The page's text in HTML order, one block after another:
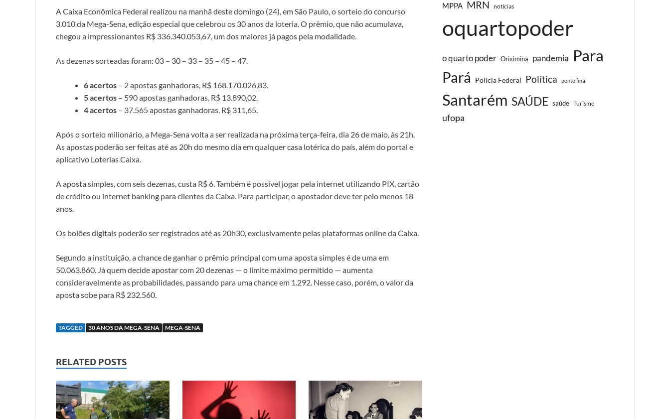
A Caixa Econômica Federal realizou na manhã deste domingo (24), em São Paulo, o sorteio do concurso
3.010 da Mega-Sena, edição especial que celebrou os 30 anos da loteria. O prêmio, que não acumulava,
chegou a impressionantes R$ 336.340.053,67, um dos maiores já pagos pela modalidade.
As dezenas sorteadas foram: 03 – 30 – 33 – 35 – 45 – 47.
6 acertos – 2 apostas ganhadoras, R$ 168.170.026,83.
5 acertos – 590 apostas ganhadoras, R$ 13.890,02.
4 acertos – 37.565 apostas ganhadoras, R$ 311,65.
Após o sorteio milionário, a Mega-Sena volta a ser realizada na próxima terça-feira, dia 26 de maio, às 21h.
As apostas poderão ser feitas até as 20h do mesmo dia em qualquer casa lotérica do país, além do portal e
aplicativo Loterias Caixa.
A aposta simples, com seis dezenas, custa R$ 6. Também é possível jogar pela internet utilizando PIX, cartão
de crédito ou internet banking para clientes da Caixa. Para participar, o apostador deve ter pelo menos 18
anos.
Os bolões digitais poderão ser registrados até as 20h30, exclusivamente pelas plataformas online da Caixa.
Segundo a instituição, a chance de ganhar o prêmio principal com uma aposta simples é de uma em
50.063.860. Já quem decide apostar com 20 dezenas — o limite máximo permitido — aumenta
consideravelmente as probabilidades, passando para uma chance em 1.292. Nesse caso, porém, o valor da
aposta sobe para R$ 232.560.
TAGGED 30 ANOS DA MEGA-SENA MEGA-SENA
RELATED POSTS
MPPA MRN notícias
oquartopoder
o quarto poder Oriximina pandemia Para
Pará Polícia Federal Política ponto final
Santarém SAÚDE saúde Turismo
ufopa